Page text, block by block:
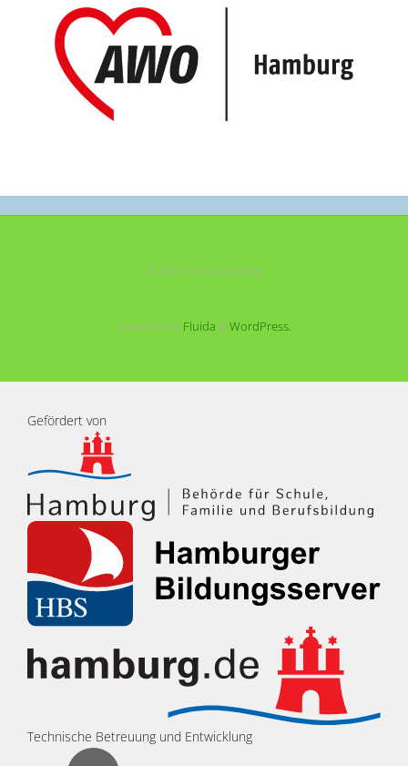
©2021 Schule am See
Powered byFluida &WordPress.
Gefördert von
Technische Betreuung und Entwicklung